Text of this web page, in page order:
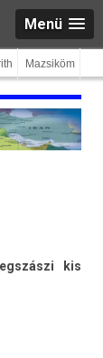
Menü
Mazsiköm
kis